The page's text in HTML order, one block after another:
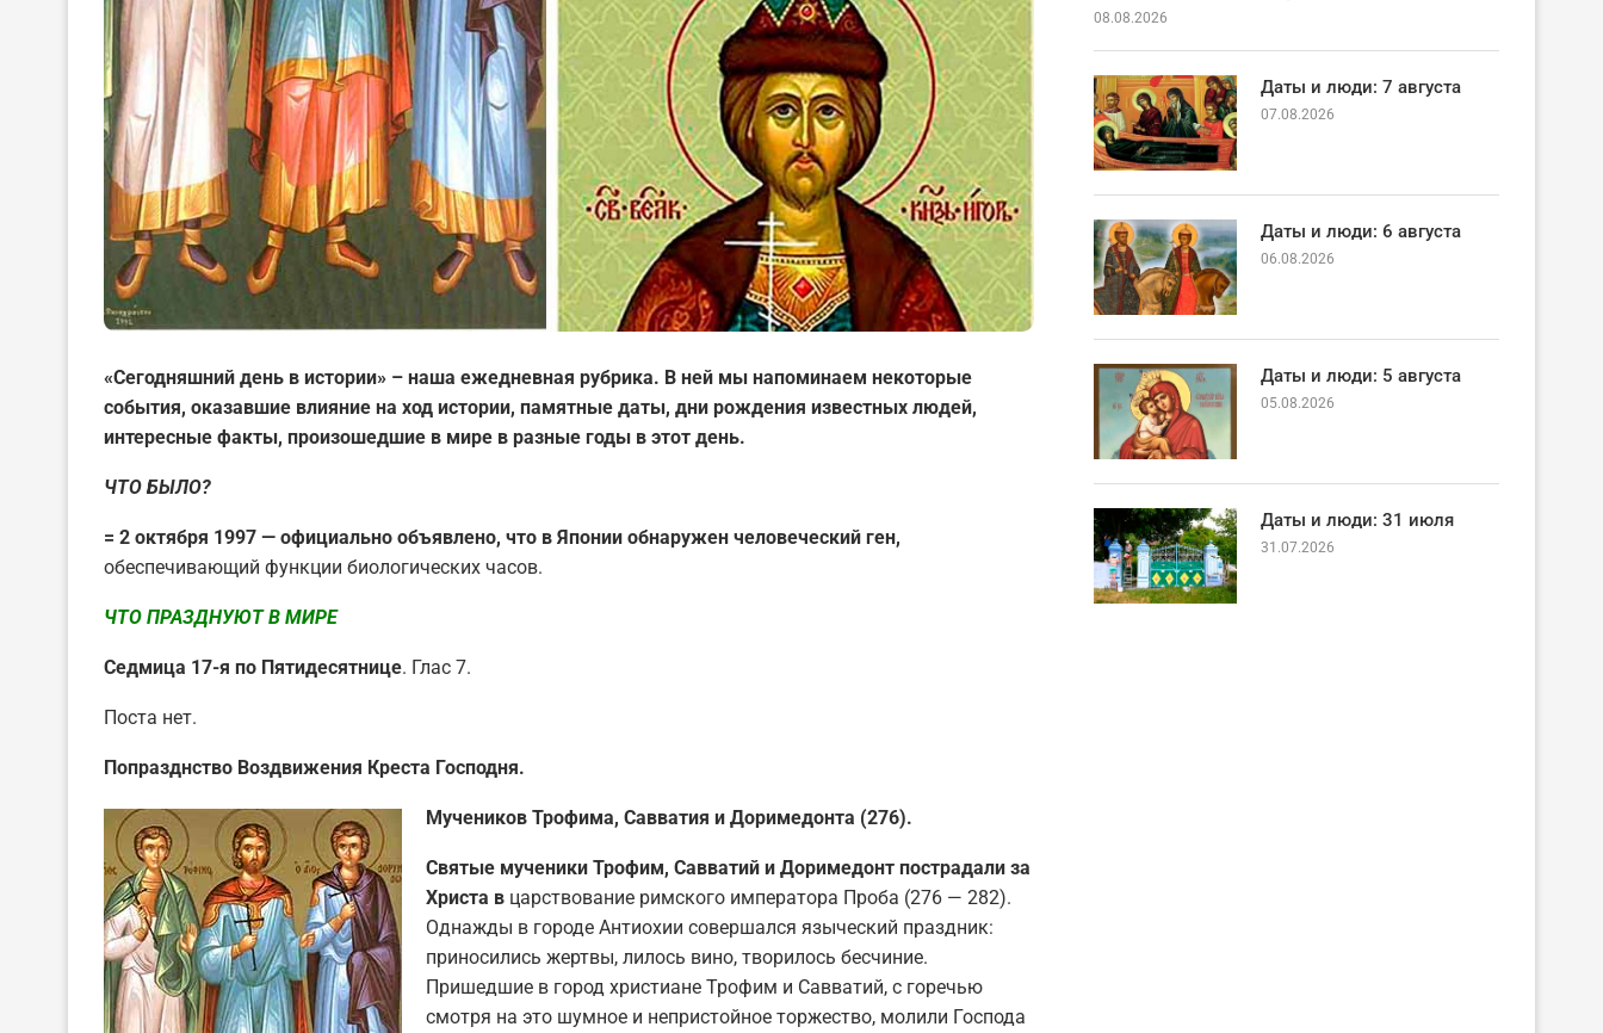
«Сегодняшний день в истории» – наша ежедневная рубрика. В ней мы напоминаем некоторые
события, оказавшие влияние на ход истории, памятные даты, дни рождения известных людей,
интересные факты, произошедшие в мире в разные годы в этот день.
ЧТО БЫЛО?
= 2 октября 1997 — официально объявлено, что в Японии обнаружен человеческий ген,
обеспечивающий функции биологических часов.
ЧТО ПРАЗДНУЮТ В МИРЕ
Седмица 17-я по Пятидесятнице. Глас 7.
Поста нет.
Попразднство Воздвижения Креста Господня.
Мучеников Трофима, Савватия и Доримедонта (276).
Святые мученики Трофим, Савватий и Доримедонт пострадали за
Христа в царствование римского императора Проба (276 — 282).
Однажды в городе Антиохии совершался языческий праздник:
приносились жертвы, лилось вино, творилось бесчиние.
Пришедшие в город христиане Трофим и Савватий, с горечью
смотря на это шумное и непристойное торжество, молили Господа
08.08.2026
Даты и люди: 7 августа
07.08.2026
Даты и люди: 6 августа
06.08.2026
Даты и люди: 5 августа
05.08.2026
Даты и люди: 31 июля
31.07.2026